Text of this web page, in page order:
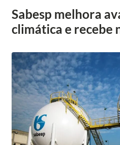
Sabesp melhora
climática e recebe